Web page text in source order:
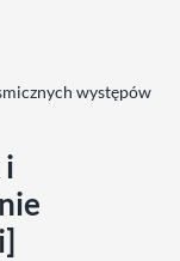
występów
i